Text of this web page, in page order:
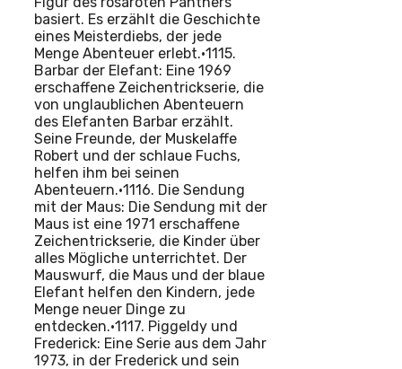
basiert. Es erzählt die Geschichte
eines Meisterdiebs, der jede
Menge Abenteuer erlebt.•1115.
Barbar der Elefant: Eine 1969
erschaffene Zeichentrickserie, die
von unglaublichen Abenteuern
des Elefanten Barbar erzählt.
Seine Freunde, der Muskelaffe
Robert und der schlaue Fuchs,
helfen ihm bei seinen
Abenteuern.•1116. Die Sendung
mit der Maus: Die Sendung mit der
Maus ist eine 1971 erschaffene
Zeichentrickserie, die Kinder über
alles Mögliche unterrichtet. Der
Mauswurf, die Maus und der blaue
Elefant helfen den Kindern, jede
Menge neuer Dinge zu
entdecken.•1117. Piggeldy und
Frederick: Eine Serie aus dem Jahr
1973, in der Frederick und sein